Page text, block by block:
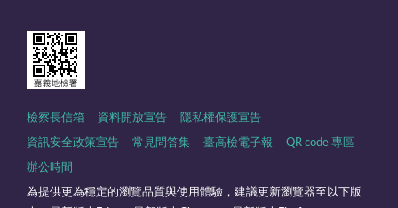
檢察長信箱 資料開放宣告 隱私權保護宣告
資訊安全政策宣告 常見問答集 臺高檢電子報 QR code 專區
辦公時間
為提供更為穩定的瀏覽品質與使用體驗，建議更新瀏覽器至以下版